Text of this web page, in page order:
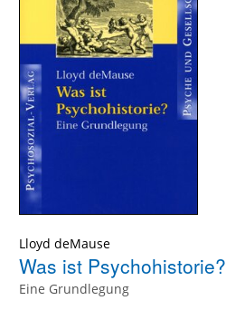
Lloyd deMause
Was ist Psychohistorie?
Eine Grundlegung